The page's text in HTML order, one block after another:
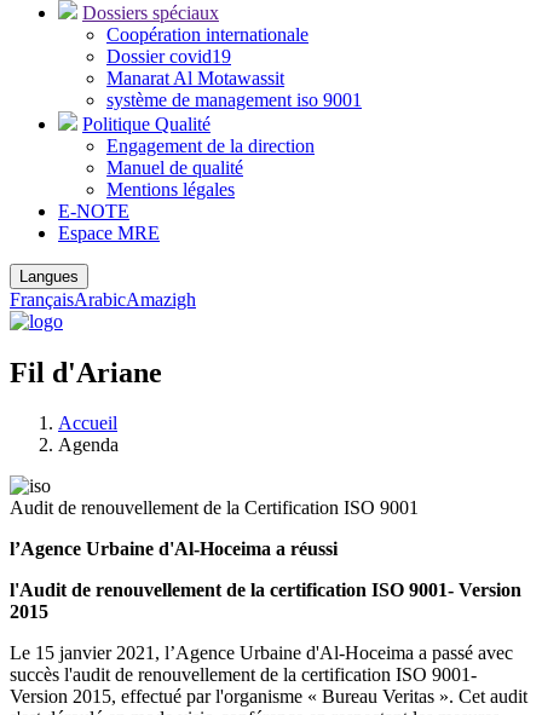
Dossiers spéciaux
Coopération internationale
Dossier covid19
Manarat Al Motawassit
système de management iso 9001
Politique Qualité
Engagement de la direction
Manuel de qualité
Mentions légales
E-NOTE
Espace MRE
Langues
FrançaisArabicAmazigh
Fil d'Ariane
Accueil
Agenda
Audit de renouvellement de la Certification ISO 9001
l’Agence Urbaine d'Al-Hoceima a réussi
l'Audit de renouvellement de la certification ISO 9001- Version
2015
Le 15 janvier 2021, l’Agence Urbaine d'Al-Hoceima a passé avec
succès l'audit de renouvellement de la certification ISO 9001-
Version 2015, effectué par l'organisme « Bureau Veritas ». Cet audit